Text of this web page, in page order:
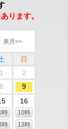
ります。
来月>>
日
1
2
8
9
時
時
16
10時
13時